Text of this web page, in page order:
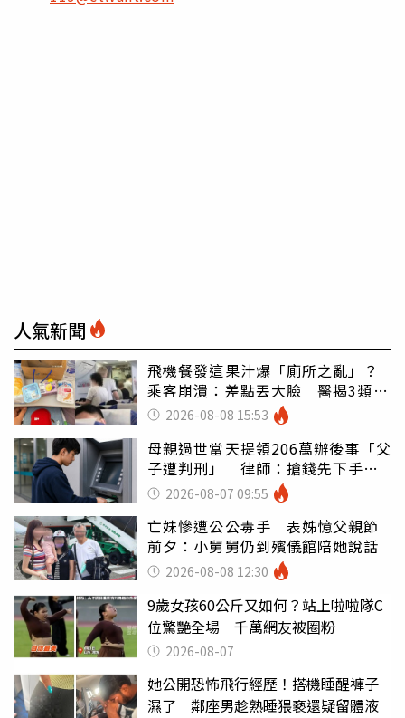
人氣新聞
飛機餐發這果汁爆「廁所之亂」？
乘客崩潰：差點丟大臉 醫揭3類人
別亂喝
2026-08-08 15:53
母親過世當天提領206萬辦後事「父
子遭判刑」 律師：搶錢先下手是
罪 2026-08-07 09:55
亡妹慘遭公公毒手 表姊憶父親節
前夕：小舅舅仍到殯儀館陪她說話
2026-08-08 12:30
9歲女孩60公斤又如何？站上啦啦隊C
位驚艷全場 千萬網友被圈粉
2026-08-07
她公開恐怖飛行經歷！搭機睡醒褲子
濕了 鄰座男趁熟睡猥褻還疑留體液